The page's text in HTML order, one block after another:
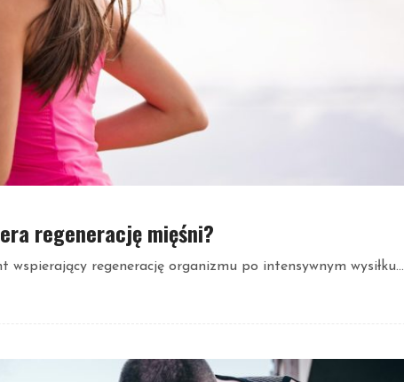
regenerację mięśni?
regenerację organizmu po intensywnym wysiłku...